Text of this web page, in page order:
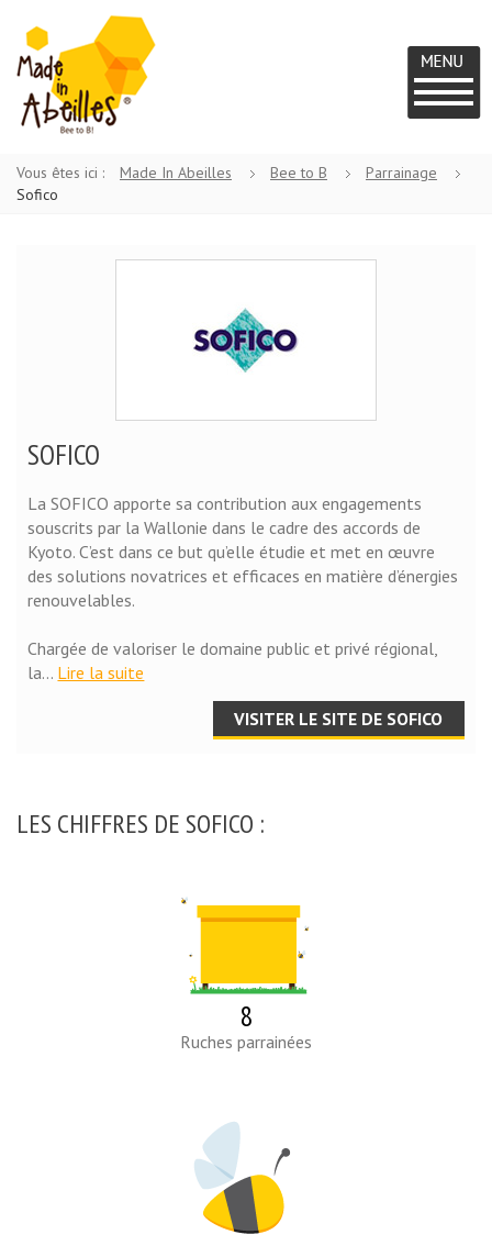
MADE IN
ABEILLES
PROJET
Vous êtes ici : Made In Abeilles Bee to B
Parrainage
Sofico
SOFICO
La SOFICO apporte sa contribution aux engagements
souscrits par la Wallonie dans le cadre des accords de
Kyoto. C’est dans ce but qu’elle étudie et met en œuvre
des solutions novatrices et efficaces en matière d’énergies
renouvelables.
Chargée de valoriser le domaine public et privé régional,
la... Lire la suite
VISITER LE SITE DE SOFICO
LES CHIFFRES DE SOFICO :
8
Ruches parrainées